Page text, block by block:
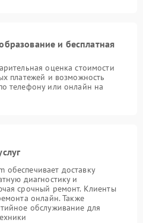
и бесплатная
оценка стоимости
платежей и возможность
телефону или онлайн на
обеспечивает доставку
диагностику и
срочный ремонт. Клиенты
онлайн. Также
обслуживание для